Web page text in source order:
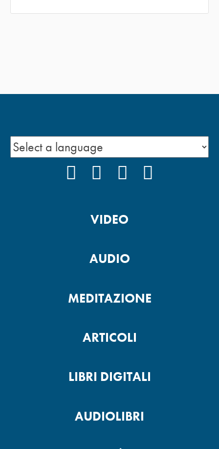
VIDEO
AUDIO
MEDITAZIONE
ARTICOLI
LIBRI DIGITALI
AUDIOLIBRI